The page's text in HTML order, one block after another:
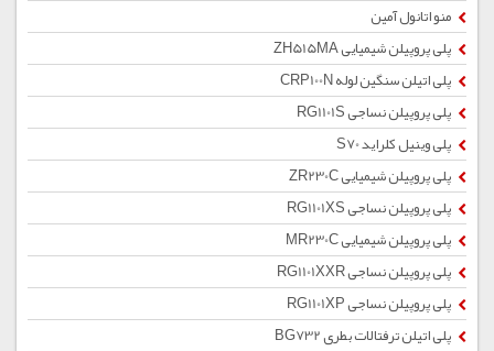
منو اتانول آمین
پلی پروپیلن شیمیایی ZH515MA
پلی اتیلن سنگین لوله CRP100N
پلی پروپیلن نساجی RG1101S
پلی وینیل کلراید S70
پلی پروپیلن شیمیایی ZR230C
پلی پروپیلن نساجی RG1101XS
پلی پروپیلن شیمیایی MR230C
پلی پروپیلن نساجی RG1101XXR
پلی پروپیلن نساجی RG1101XP
پلی اتیلن ترفتالات بطری BG732